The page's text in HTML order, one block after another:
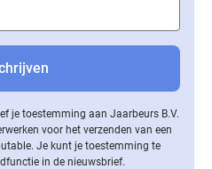
je toestemming aan Jaarbeurs B.V.
voor het verzenden van een
Je kunt je toestemming te
in de nieuwsbrief.